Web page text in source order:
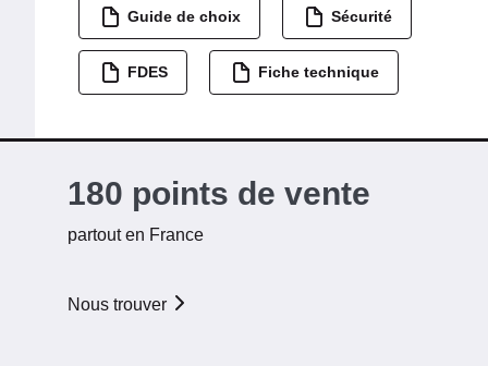
Guide de choix Sécurité
FDES Fiche technique
180 points de vente
partout en France
Nous trouver